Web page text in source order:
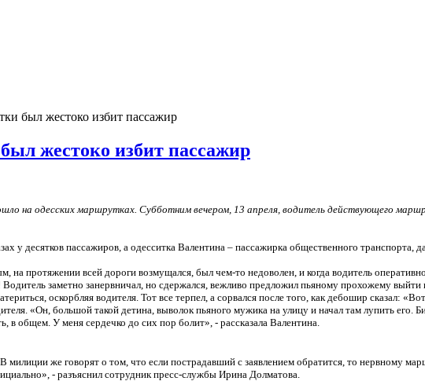
был жестоко избит пассажир
жестоко избит пассажир
на одесских маршрутках. Субботним вечером, 13 апреля, водитель действующего
у десятков пассажиров, а одесситка Валентина – пассажирка общественного транспорта,
протяжении всей дороги возмущался, был чем-то недоволен, и когда водитель
Водитель заметно занервничал, но сдержался, вежливо предложил пьяному прохожему выйти
оскорбляя водителя. Тот все терпел, а сорвался после того, как дебошир сказал:
«Он, большой такой детина, выволок пьяного мужика на улицу и начал там лупить его.
в общем. У меня сердечко до сих пор болит», - рассказала Валентина.
милиции же говорят о том, что если пострадавший с заявлением обратится, то нервному
- разъяснил сотрудник пресс-службы Ирина Долматова.